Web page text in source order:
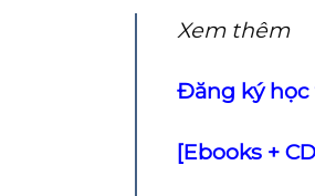
Xem thêm
Đăng ký học
[Ebooks +